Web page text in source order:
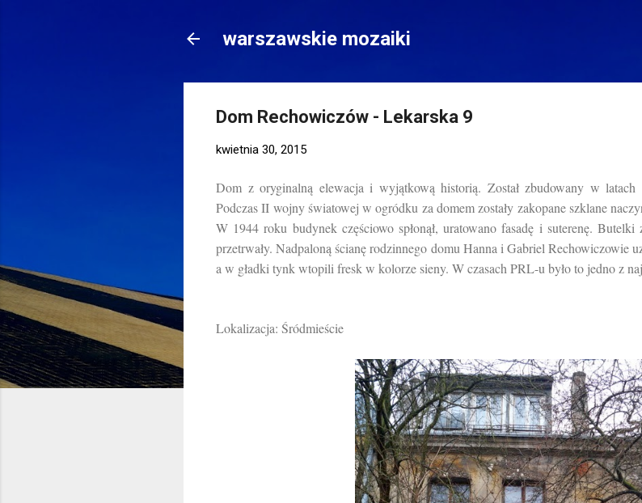
warszawskie mozaiki
Dom Rechowiczów - Lekarska 9
kwietnia 30, 2015
Dom z oryginalną elewacja i wyjątkową historią. Został zbudowany w
Podczas II wojny światowej w ogródku za domem zostały zakopane szklane
W 1944 roku budynek częściowo spłonął, uratowano fasadę i suterenę. Butelki
przetrwały. Nadpaloną ścianę rodzinnego domu Hanna i Gabriel Rechowiczowie
a w gładki tynk wtopili fresk w kolorze sieny. W czasach PRL-u było to jedno z
Lokalizacja: Śródmieście